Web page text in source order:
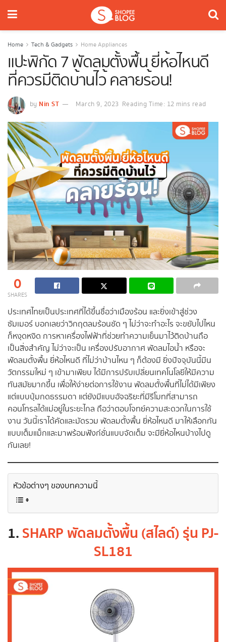
Home Tech & Gadgets Home Appliances
แปะพิกัด 7 พัดลมตั้งพื้น ยี่ห้อไหนดี
ที่ควรมีติดบ้านไว้ คลายร้อน!
by Nin ST March 9, 2023 Reading Time: 12 mins read
0
SHARES
ประเทศไทยเป็นประเทศที่ได้ขึ้นชื่อว่าเมืองร้อน และยิ่งเข้าสู่ช่วง
ซัมเมอร์ บอกเลยว่าวิกฤตลมร้อนชัด ๆ ไม่ว่าจะทำอะไร จะขยับไปไหน
ก็หงุดหงิด การหาเครื่องไฟฟ้าที่ช่วยทำความเย็นมาไว้ติดบ้านถือ
เป็นสิ่งสำคัญ ไม่ว่าจะเป็น เครื่องปรับอากาศ พัดลมไอน้ำ หรือจะ
พัดลมตั้งพื้น ยี่ห้อไหนดี ที่ไม่ว่าบ้านไหน ๆ ก็ต้องมี ยิ่งปัจจุบันนี้มีน
วัตกรรมใหม่ ๆ เข้ามาเพียบ ได้มีการปรับเปลี่ยนเทคโนโลยีให้มีความ
ทันสมัยมากขึ้น เพื่อให้ง่ายต่อการใช้งาน พัดลมตั้งพื้นที่ไม่ได้มีเพียง
แต่แบบปุ่มกดธรรมดา แต่ยังมีแบบอัจฉริยะที่มีรีโมทที่สามารถ
คอนโทรลได้แม่อยู่ในระยะไกล ถือว่าตอบโจทย์ความสะดวกในการใช้
งาน วันนี้เราได้คัดและมัดรวม พัดลมตั้งพื้น ยี่ห้อไหนดี มาให้เลือกกัน
แบบเต็มแม็กและมาพร้อมฟังก์ชั่นแบบจัดเต็ม จะมียี่ห้อไหนบ้างไปดู
กันเลย!
หัวข้อต่างๆ ของบทความนี้
1.SHARPพัดลมตั้งพื้น (สไลด์) รุ่น PJ-
SL181